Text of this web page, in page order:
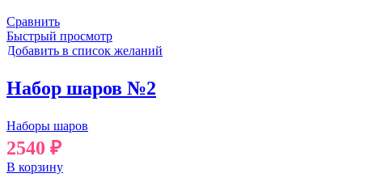
Сравнить
Быстрый просмотр
Добавить в список желаний
Набор шаров №2
Наборы шаров
2540 ₽
В корзину